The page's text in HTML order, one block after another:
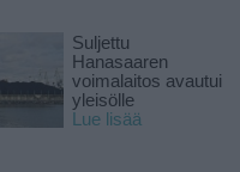
Suljettu
Hanasaaren
voimalaitos avautui
yleisölle
Lue lisää